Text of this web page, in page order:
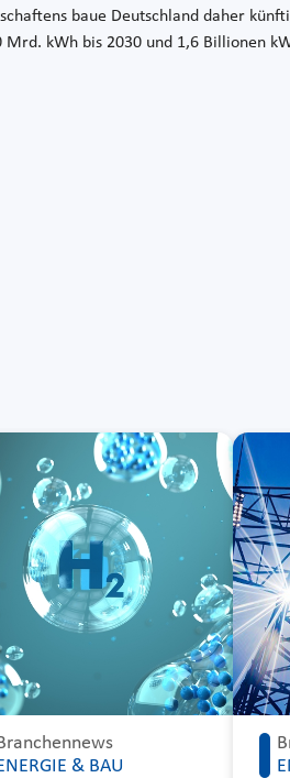
baue Deutschland daher
kWh bis 2030 und 1,6 Billionen
& BAU